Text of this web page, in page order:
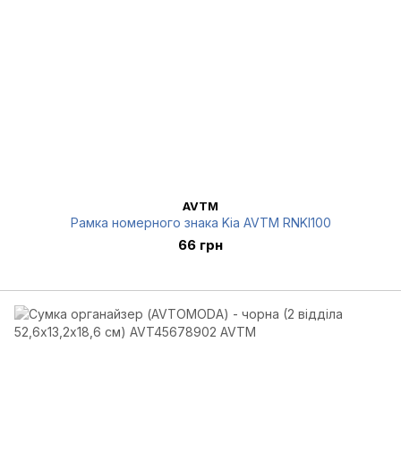
AVTM
Рамка номерного знака Kia AVTM RNKI100
66 грн